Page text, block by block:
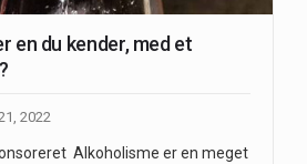
en du kender, med et
2022
Alkoholisme er en meget